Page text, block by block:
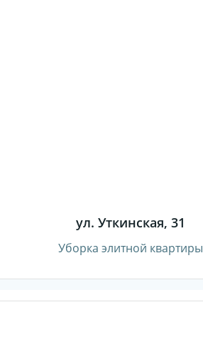
ул. Уткинская, 31
Уборка элитной квартиры